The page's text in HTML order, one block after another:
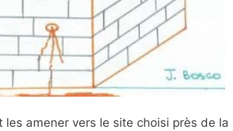
amener vers le site choisi près de la